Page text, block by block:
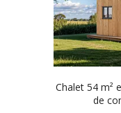
Chalet 54 m²
de